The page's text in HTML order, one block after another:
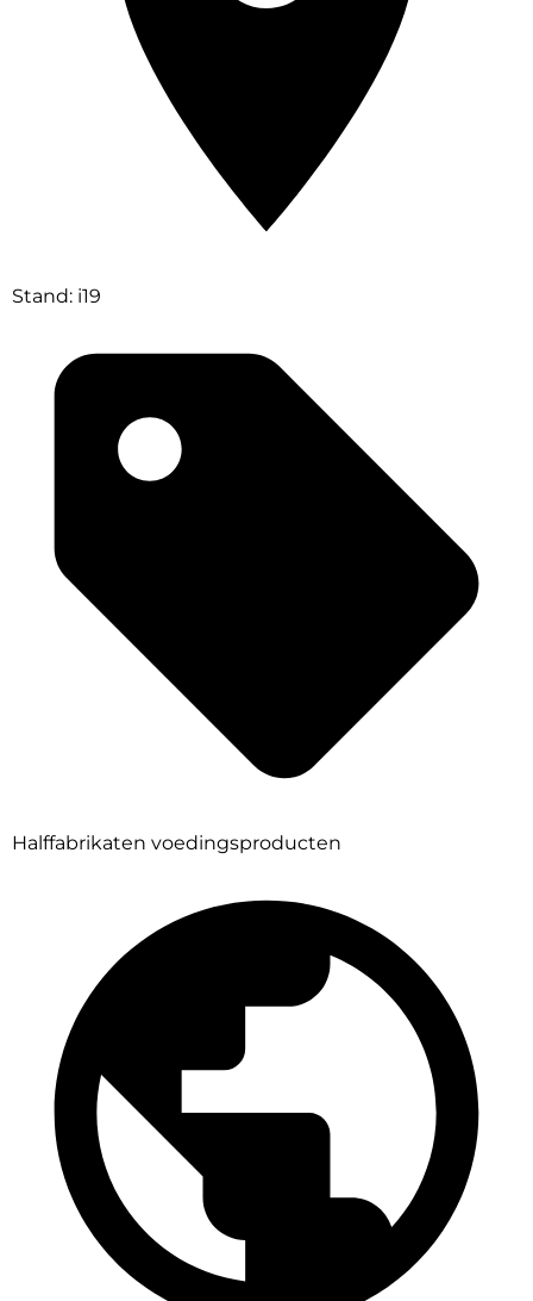
Stand: i19
Halffabrikaten voedingsproducten